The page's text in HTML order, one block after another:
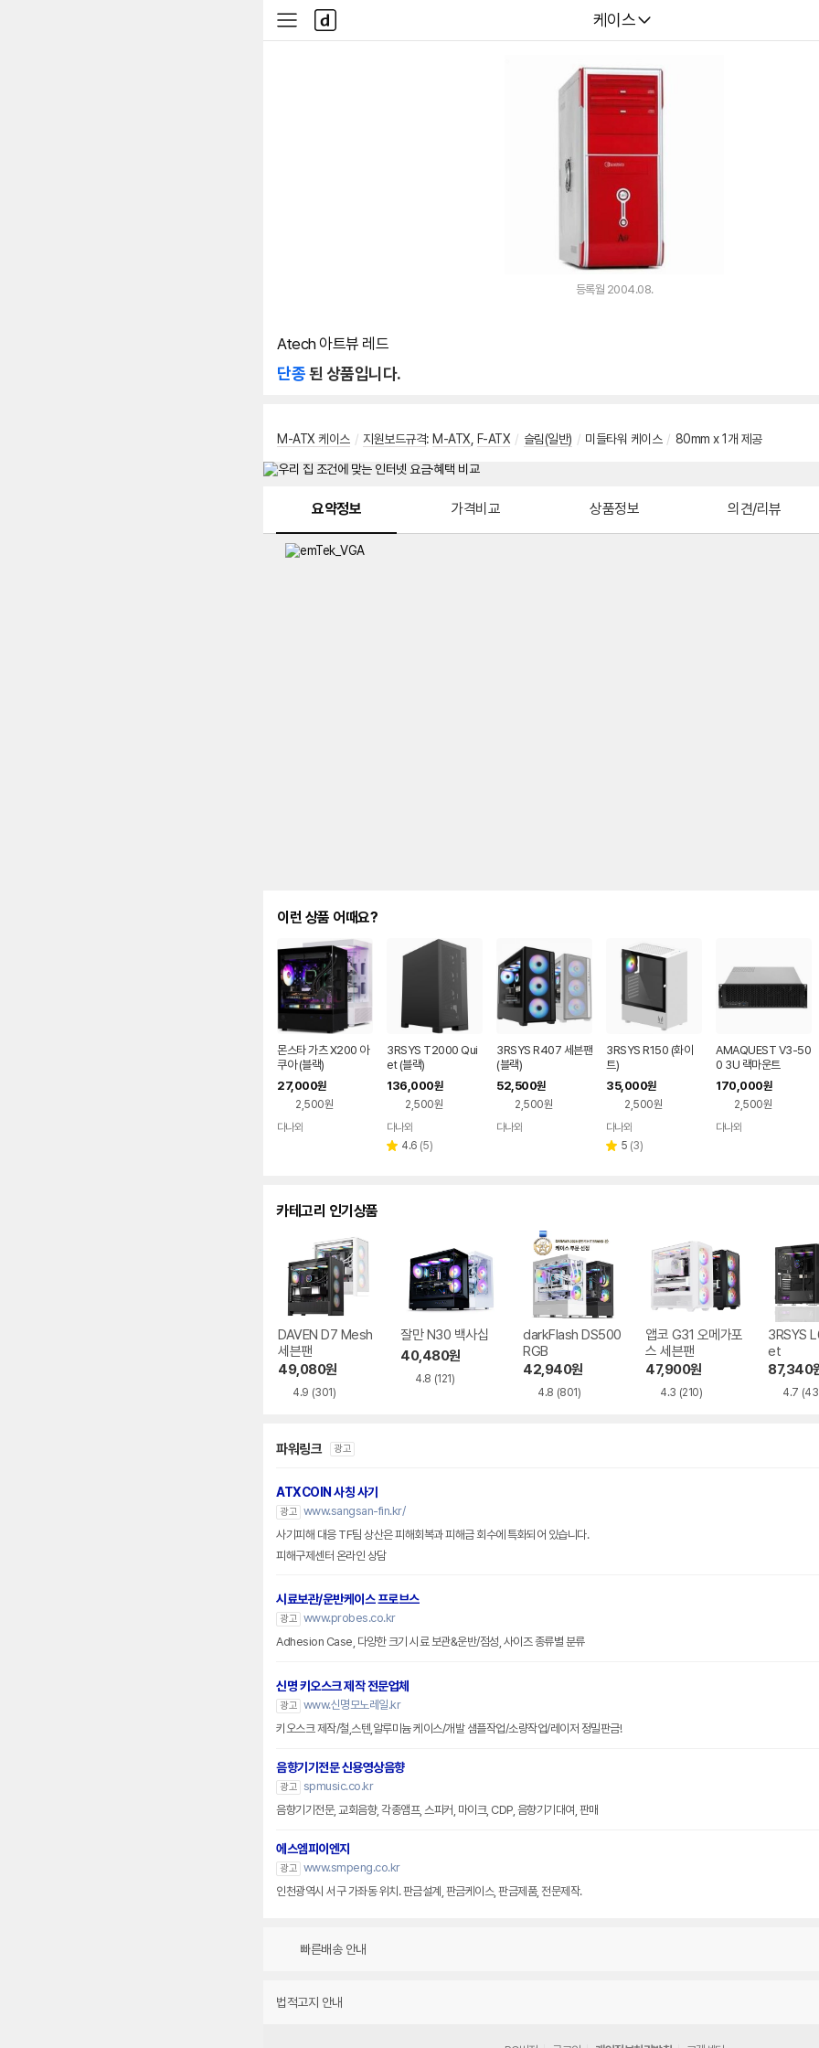
다나와
케이스
사
이
다
나
와
등록월 2004.08.
Atech 아트뷰 레드
단종된 상품입니다.
M-ATX 케이스 / 지원보드규격: M-ATX F-ATX / 슬림(일반) / 미들타워 케이스 / 80mm x 1개 제공
요약정보 가격비교 상품정보 의견/리뷰
이런 상품 어때요?
몬스타 가츠 X200 아
쿠아 (블랙)
27,000원
2,500원
다나와
3RSYS T2000 Qui
et (블랙)
136,000원
2,500원
페이
다나와
별 4.6 리
(5)
3RSYS R407 세븐팬
(블랙)
52,500원
2,500원
다나와
3RSYS R150 (화이
트)
35,000원
2,500원
페이
다나와
별 5 리
(3)
AMAQUEST V3-50
0 3U 랙마운트
170,000원
2,500원
다나와
카테고리 인기상품
DAVEN D7 Mesh
세븐팬
49,080원
4.9 (301)
잘만 N30 백사십
40,480원
4.8 (121)
darkFlash DS500
RGB
42,940원
4.8 (801)
앱코 G31 오메가포
스 세븐팬
47,900원
4.3 (210)
3RSYS
et
87,340
4.7
파워링크 광고
ATXCOIN 사칭 사기
광고 www.sangsan-fin.kr/
사기피해 대응 TF팀 상산은 피해회복과 피해금 회수에 특화되어 있습니다.
피해구제센터 온라인 상담
시료보관/운반케이스 프로브스
광고 www.probes.co.kr
Adhesion Case, 다양한 크기 시료 보관&운반/점성, 사이즈 종류별 분류
신명 키오스크 제작 전문업체
광고 www.신명모노레일.kr
키오스크 제작/철,스텐,알루미늄 케이스/개발 샘플작업/소량작업/레이저 정밀판금!
음향기기전문 신용영상음향
광고 spmusic.co.kr
음향기기전문, 교회음향, 각종앰프, 스피커, 마이크, CDP, 음향기기대여, 판매
에스엠피이엔지
광고 www.smpeng.co.kr
인천광역시 서구 가좌동 위치. 판금설계, 판금케이스, 판금제품, 전문제작.
빠른배송 안내
법적고지 안내